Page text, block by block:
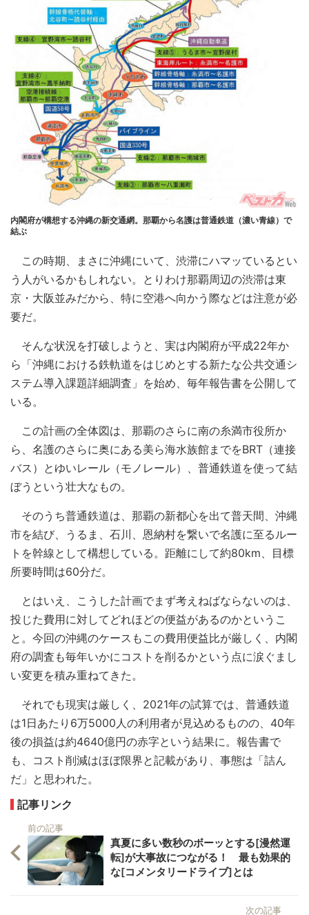
内閣府が構想する沖縄の新交通網。那覇から名護は普通鉄道（濃い青線）で
結ぶ
この時期、まさに沖縄にいて、渋滞にハマッているとい
う人がいるかもしれない。とりわけ那覇周辺の渋滞は東
京・大阪並みだから、特に空港へ向かう際などは注意が必
要だ。
そんな状況を打破しようと、実は内閣府が平成22年か
ら「沖縄における鉄軌道をはじめとする新たな公共交通シ
ステム導入課題詳細調査」を始め、毎年報告書を公開して
いる。
この計画の全体図は、那覇のさらに南の糸満市役所か
ら、名護のさらに奥にある美ら海水族館までをBRT（連接
バス）とゆいレール（モノレール）、普通鉄道を使って結
ぼうという壮大なもの。
そのうち普通鉄道は、那覇の新都心を出て普天間、沖縄
市を結び、うるま、石川、恩納村を繋いで名護に至るルー
トを幹線として構想している。距離にして約80km、目標
所要時間は60分だ。
とはいえ、こうした計画でまず考えねばならないのは、
投じた費用に対してどれほどの便益があるのかというこ
と。今回の沖縄のケースもこの費用便益比が厳しく、内閣
府の調査も毎年いかにコストを削るかという点に涙ぐまし
い変更を積み重ねてきた。
それでも現実は厳しく、2021年の試算では、普通鉄道
は1日あたり6万5000人の利用者が見込めるものの、40年
後の損益は約4640億円の赤字という結果に。報告書で
も、コスト削減はほぼ限界と記載があり、事態は「詰ん
だ」と思われた。
記事リンク
前の記事
真夏に多い数秒のボーッとする[漫然運
転]が大事故につながる！ 最も効果的
な[コメンタリードライブ]とは
次の記事